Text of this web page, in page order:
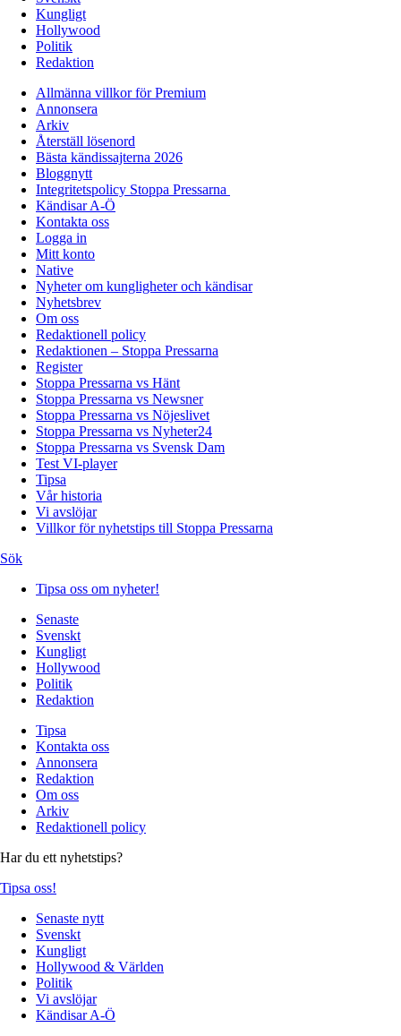
Kungligt
Hollywood
Politik
Redaktion
Allmänna villkor för Premium
Annonsera
Arkiv
Återställ lösenord
Bästa kändissajterna 2026
Bloggnytt
Integritetspolicy Stoppa Pressarna
Kändisar A-Ö
Kontakta oss
Logga in
Mitt konto
Native
Nyheter om kungligheter och kändisar
Nyhetsbrev
Om oss
Redaktionell policy
Redaktionen – Stoppa Pressarna
Register
Stoppa Pressarna vs Hänt
Stoppa Pressarna vs Newsner
Stoppa Pressarna vs Nöjeslivet
Stoppa Pressarna vs Nyheter24
Stoppa Pressarna vs Svensk Dam
Test VI-player
Tipsa
Vår historia
Vi avslöjar
Villkor för nyhetstips till Stoppa Pressarna
Sök
Tipsa oss om nyheter!
Senaste
Svenskt
Kungligt
Hollywood
Politik
Redaktion
Tipsa
Kontakta oss
Annonsera
Redaktion
Om oss
Arkiv
Redaktionell policy
Har du ett nyhetstips?
Tipsa oss!
Senaste nytt
Svenskt
Kungligt
Hollywood & Världen
Politik
Vi avslöjar
Kändisar A-Ö